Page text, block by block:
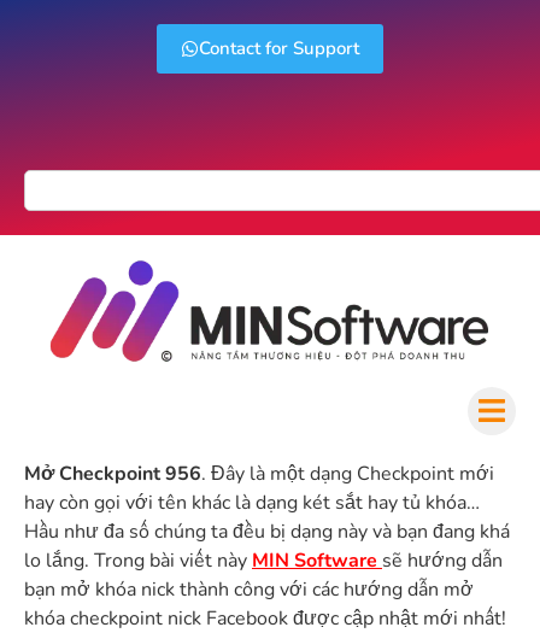
Contact for Support
Mở Checkpoint 956. Đây là một dạng Checkpoint mới
hay còn gọi với tên khác là dạng két sắt hay tủ khóa…
Hầu như đa số chúng ta đều bị dạng này và bạn đang khá
lo lắng. Trong bài viết này MIN Software sẽ hướng dẫn
bạn mở khóa nick thành công với các hướng dẫn mở
khóa checkpoint nick Facebook được cập nhật mới nhất!